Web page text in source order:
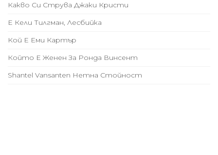
Какво Си Струва Джаки Кристи
Е Кели Тилгман, Лесбийка
Кой Е Еми Картър
Който Е Женен За Ронда Винсент
Shantel Vansanten Нетна Стойност